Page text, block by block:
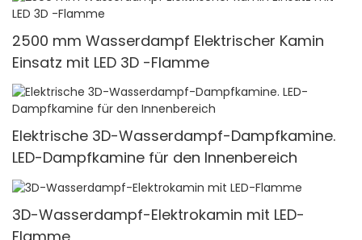
2500 mm Wasserdampf Elektrischer Kamin
Einsatz mit LED 3D -Flamme
Elektrische 3D-Wasserdampf-Dampfkamine.
LED-Dampfkamine für den Innenbereich
3D-Wasserdampf-Elektrokamin mit LED-